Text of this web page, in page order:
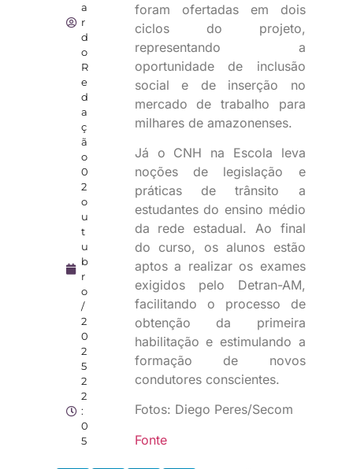
a
r
d
o
R
e
d
a
ç
ã
o
0
2
o
u
t
u
b
r
o
/
2
0
2
5
2
2
:
0
5
foram ofertadas em dois
ciclos do projeto,
representando a
oportunidade de inclusão
social e de inserção no
mercado de trabalho para
milhares de amazonenses.
Já o CNH na Escola leva
noções de legislação e
práticas de trânsito a
estudantes do ensino médio
da rede estadual. Ao final
do curso, os alunos estão
aptos a realizar os exames
exigidos pelo Detran-AM,
facilitando o processo de
obtenção da primeira
habilitação e estimulando a
formação de novos
condutores conscientes.
Fotos: Diego Peres/Secom
Fonte